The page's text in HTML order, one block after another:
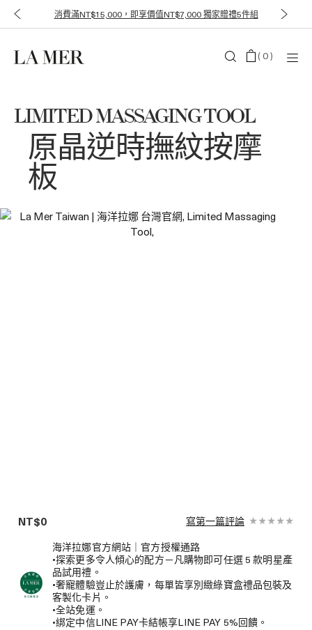
消費滿NT$15,000，即享價值NT$7,000 獨家贈禮5件組
(0)
LIMITED MASSAGING TOOL
原晶逆時撫紋按摩
板
NT$0
寫第一篇評論
海洋拉娜官方網站｜官方授權通路
•探索更多令人傾心的配方－凡購物即可任選 5 款明星產
品試用禮。
•奢寵體驗豈止於護膚，每單皆享別緻綠寶盒禮品包裝及
客製化卡片。
•全站免運。
•綁定中信LINE PAY卡結帳享LINE PAY 5%回饋。